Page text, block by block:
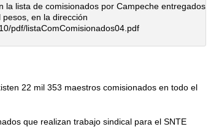
la lista de comisionados por Campeche entregados
pesos, en la dirección
pdf/listaComComisionados04.pdf
22 mil 353 maestros comisionados en todo el
que realizan trabajo sindical para el SNTE